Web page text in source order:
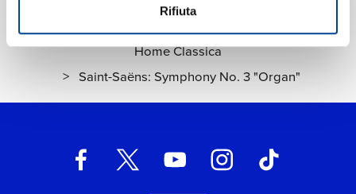
Rifiuta
Home Classica
> Saint-Saëns: Symphony No. 3 "Organ"